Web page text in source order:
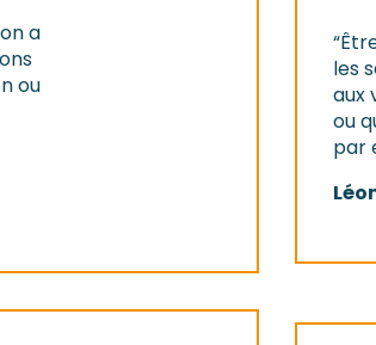
a
ou
les
aux
ou
par